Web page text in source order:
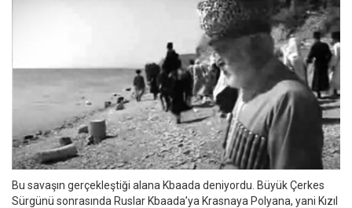
Bu savaşın gerçekleştiği alana Kbaada deniyordu. Büyük Çerkes
Sürgünü sonrasında Ruslar Kbaada’ya Krasnaya Polyana, yani Kızıl